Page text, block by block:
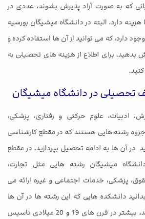
که به صورت آزاد پذیرش بشوند، عددی در
آمریکا هزینه دارد. البته در دانشگاه میشیگان بورسیه
دارد، که می توانید از آن ها استفاده کرده و
بدهید. برای اطلاع از هزینه های تحصیلی به
تحصیلی در دانشگاه میشیگان
ادبیات، علوم حرکتی و رفتاری، پزشکی،
رشته هایی هستند که در مقطع کارشناسی
در آن ها به ادامه تحصیل بپردازید. در مقطع
میشیگان رشته هایی مثل تجارت،
پزشکی، خدمات اجتماعی و غیره ارائه می
دانشکده هایی که این رشته ها در آن ها
ارائه و تدریس می شوند، بیشتر در قرن های 19 و 20 میلادی تاسیس